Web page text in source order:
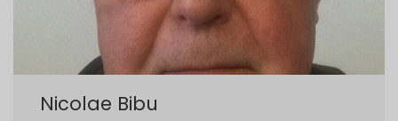
Nicolae Bibu